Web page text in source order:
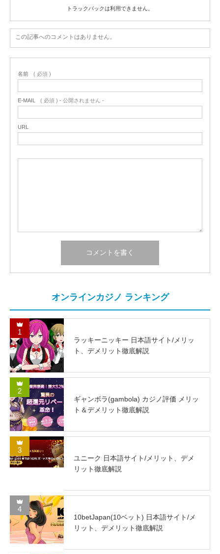
トラックバックは利用できません。
この記事へのコメントはありません。
名前 ( 必須 )
E-MAIL ( 必須 ) - 公開されません -
URL
オンラインカジノ ランキング
1
ラッキーニッキー 日本語サイト/メリッ
ト、デメリット徹底解説
2
ギャンボラ(gambola) カジノ評価 メリッ
ト＆デメリット徹底解説
3
ユニーク 日本語サイト/メリット、デメ
リット徹底解説
4
10betJapan(10ベット) 日本語サイト/メ
リット、デメリット徹底解説